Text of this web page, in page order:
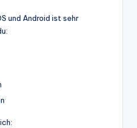
und Android ist sehr